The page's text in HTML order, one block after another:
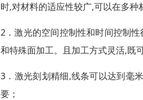
时,对材料的适应性较广,可以在多种
2．激光的空间控制性和时间控制
和特殊面加工。且加工方式灵活,既
3．激光刻划精细,线条可以达到毫
要；